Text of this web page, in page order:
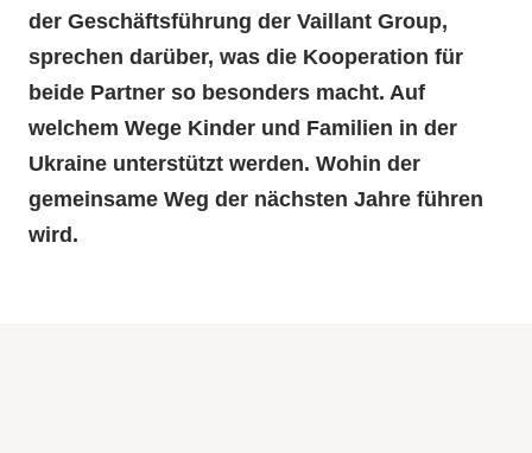
der Geschäftsführung der Vaillant Group,
sprechen darüber, was die Kooperation für
beide Partner so besonders macht. Auf
welchem Wege Kinder und Familien in der
Ukraine unterstützt werden. Wohin der
gemeinsame Weg der nächsten Jahre führen
wird.